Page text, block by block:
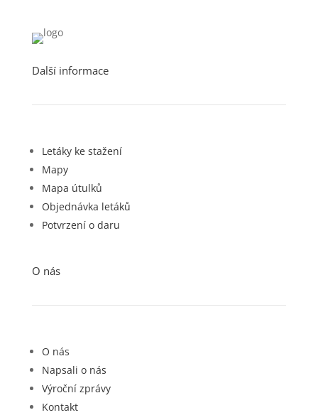
Další informace
Letáky ke stažení
Mapy
Mapa útulků
Objednávka letáků
Potvrzení o daru
O nás
O nás
Napsali o nás
Výroční zprávy
Kontakt